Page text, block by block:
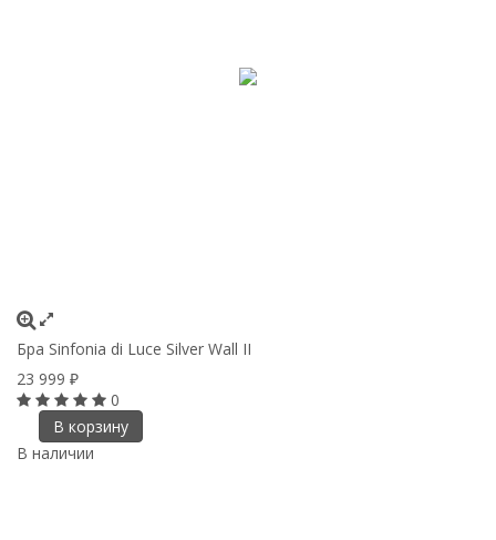
Бра Sinfonia di Luce Silver Wall II
23 999 ₽
0
В корзину
В наличии